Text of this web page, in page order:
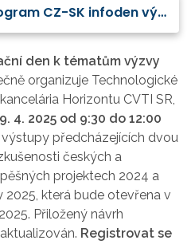
2025-04-29 program CZ-SK infoden výzva ERA 2025.pdf
den k tématům výzvy
organizuje Technologické
Horizontu CVTI SR,
4. 2025 od 9:30 do 12:00
předcházejících dvou
českých a
projektech 2024 a
která bude otevřena v
Přiložený návrh
Registrovat se